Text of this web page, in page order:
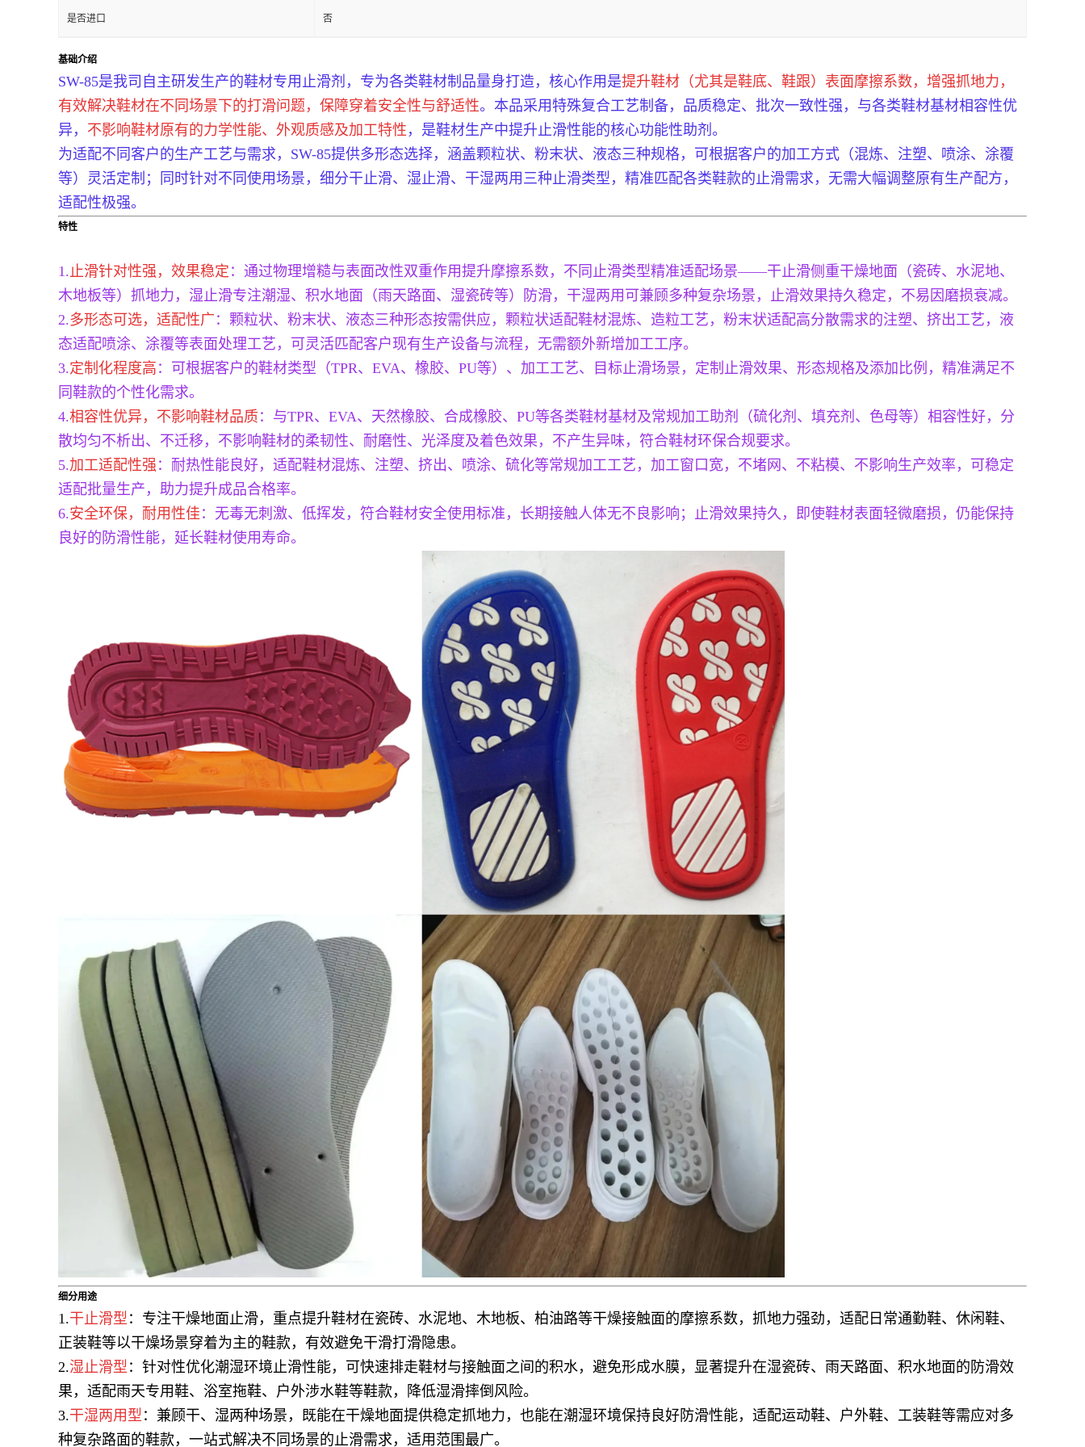
是否进口 否
基础介绍
SW-85是我司自主研发生产的鞋材专用止滑剂，专为各类鞋材制品量身打造，核心作用是提升鞋材（尤其是鞋底、鞋跟）表面摩擦系数，增强抓地力，
有效解决鞋材在不同场景下的打滑问题，保障穿着安全性与舒适性。本品采用特殊复合工艺制备，品质稳定、批次一致性强，与各类鞋材基材相容性优
异， 不影响鞋材原有的力学性能、外观质感及加工特性 ，是鞋材生产中提升止滑性能的核心功能性助剂。
为适配不同客户的生产工艺与需求，SW-85提供多形态选择，涵盖颗粒状、粉末状、液态三种规格，可根据客户的加工方式（混炼、注塑、喷涂、涂覆
等）灵活定制；同时针对不同使用场景，细分干止滑、湿止滑、干湿两用三种止滑类型，精准匹配各类鞋款的止滑需求，无需大幅调整原有生产配方，
适配性极强。
特性
1.止滑针对性强，效果稳定 ：通过物理增糙与表面改性双重作用提升摩擦系数，不同止滑类型精准适配场景——干止滑侧重干燥地面（瓷砖、水泥地、
木地板等）抓地力，湿止滑专注潮湿、积水地面（雨天路面、湿瓷砖等）防滑，干湿两用可兼顾多种复杂场景，止滑效果持久稳定，不易因磨损衰减。
2.多形态可选，适配性广 ：颗粒状、粉末状、液态三种形态按需供应，颗粒状适配鞋材混炼、造粒工艺，粉末状适配高分散需求的注塑、挤出工艺，液
态适配喷涂、涂覆等表面处理工艺，可灵活匹配客户现有生产设备与流程，无需额外新增加工工序。
3.定制化程度高 ：可根据客户的鞋材类型（TPR、EVA、橡胶、PU等）、加工工艺、目标止滑场景，定制止滑效果、形态规格及添加比例，精准满足不
同鞋款的个性化需求。
4.相容性优异，不影响鞋材品质 ：与TPR、EVA、天然橡胶、合成橡胶、PU等各类鞋材基材及常规加工助剂（硫化剂、填充剂、色母等）相容性好，分
散均匀不析出、不迁移，不影响鞋材的柔韧性、耐磨性、光泽度及着色效果，不产生异味，符合鞋材环保合规要求。
5.加工适配性强 ：耐热性能良好，适配鞋材混炼、注塑、挤出、喷涂、硫化等常规加工工艺，加工窗口宽，不堵网、不粘模、不影响生产效率，可稳定
适配批量生产，助力提升成品合格率。
6.安全环保，耐用性佳 ：无毒无刺激、低挥发，符合鞋材安全使用标准，长期接触人体无不良影响；止滑效果持久，即使鞋材表面轻微磨损，仍能保持
良好的防滑性能，延长鞋材使用寿命。
细分用途
1.干止滑型 ：专注干燥地面止滑，重点提升鞋材在瓷砖、水泥地、木地板、柏油路等干燥接触面的摩擦系数，抓地力强劲，适配日常通勤鞋、休闲鞋、
正装鞋等以干燥场景穿着为主的鞋款，有效避免干滑打滑隐患。
2.湿止滑型 ：针对性优化潮湿环境止滑性能，可快速排走鞋材与接触面之间的积水，避免形成水膜，显著提升在湿瓷砖、雨天路面、积水地面的防滑效
果，适配雨天专用鞋、浴室拖鞋、户外涉水鞋等鞋款，降低湿滑摔倒风险。
3.干湿两用型 ：兼顾干、湿两种场景，既能在干燥地面提供稳定抓地力，也能在潮湿环境保持良好防滑性能，适配运动鞋、户外鞋、工装鞋等需应对多
种复杂路面的鞋款，一站式解决不同场景的止滑需求，适用范围最广。